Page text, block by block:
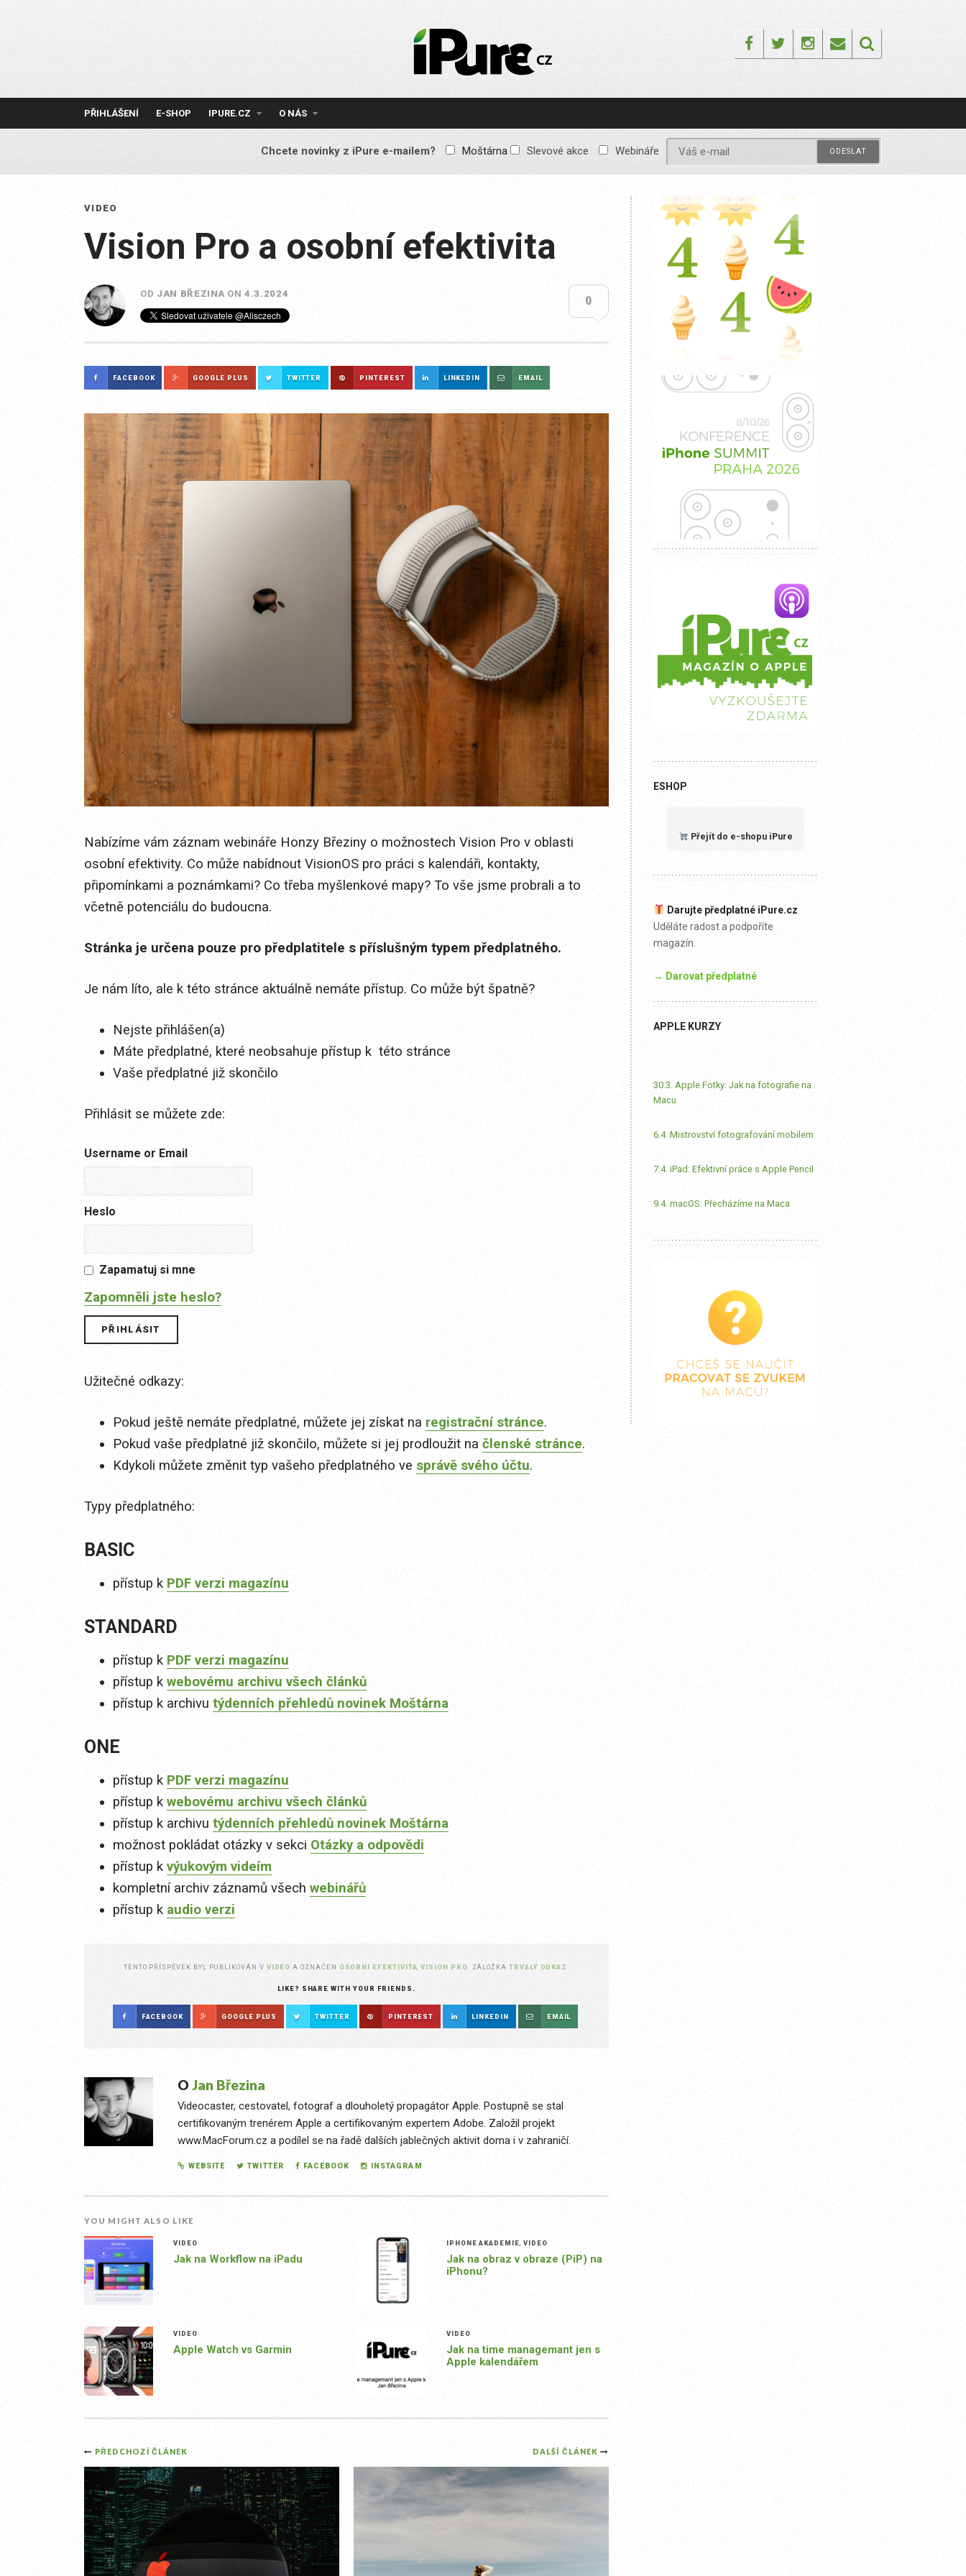
IPURE.CZ
Prémiový Apple e-
reklamy, žádné
obsah pro všechny
FacebookTwitterInstagram
Email
PŘIHLÁŠENÍ E-SHOP IPURE.CZ O NÁS
Chcete novinky z iPure e-mailem? Moštárna Slevové akce Webináře
VIDEO
Vision Pro a osobní efektivita
OD JAN BŘEZINA ON4.3.2024
0
FACEBOOK GOOGLE PLUS TWITTER PINTEREST LINKEDIN EMAIL
Nabízíme vám záznam webináře Honzy Březiny o možnostech Vision Pro v oblasti
osobní efektivity. Co může nabídnout VisionOS pro práci s kalendáři, kontakty,
připomínkami a poznámkami? Co třeba myšlenkové mapy? To vše jsme probrali a to
včetně potenciálu do budoucna.
Stránka je určena pouze pro předplatitele s příslušným typem předplatného.
Je nám líto, ale k této stránce aktuálně nemáte přístup. Co může být špatně?
Nejste přihlášen(a)
Máte předplatné, které neobsahuje přístup k této stránce
Vaše předplatné již skončilo
Přihlásit se můžete zde:
Username or Email
Heslo
Zapamatuj si mne
Zapomněli jste heslo?
Užitečné odkazy:
Pokud ještě nemáte předplatné, můžete jej získat na registrační stránce.
Pokud vaše předplatné již skončilo, můžete si jej prodloužit na členské stránce.
Kdykoli můžete změnit typ vašeho předplatného ve správě svého účtu.
Typy předplatného:
BASIC
přístup k PDF verzi magazínu
STANDARD
přístup k PDF verzi magazínu
přístup k webovému archivu všech článků
přístup k archivu týdenních přehledů novinek Moštárna
ONE
přístup k PDF verzi magazínu
přístup k webovému archivu všech článků
přístup k archivu týdenních přehledů novinek Moštárna
možnost pokládat otázky v sekci Otázky a odpovědi
přístup k výukovým videím
kompletní archiv záznamů všech webinářů
přístup k audio verzi
TENTO PŘÍSPĚVEK BYL PUBLIKOVÁN V VIDEO A OZNAČEN OSOBNÍ EFEKTIVITA,VISION PRO. ZÁLOŽKA TRVALÝ ODKAZ .
LIKE? SHARE WITH YOUR FRIENDS.
FACEBOOK GOOGLE PLUS TWITTER PINTEREST LINKEDIN EMAIL
O Jan Březina
Videocaster, cestovatel, fotograf a dlouholetý propagátor Apple. Postupně se stal
certifikovaným trenérem Apple a certifikovaným expertem Adobe. Založil projekt
www.MacForum.cz a podílel se na řadě dalších jablečných aktivit doma i v zahraničí.
WEBSITE TWITTER FACEBOOK INSTAGRAM
YOU MIGHT ALSO LIKE
VIDEO
Jak na Workflow na iPadu
IPHONE AKADEMIE, VIDEO
Jak na obraz v obraze (PiP) na
iPhonu?
VIDEO
Apple Watch vs Garmin
VIDEO
Jak na time managemant jen s
Apple kalendářem
Post
navigation
DALŠÍ ČLÁNEK
PŘEDCHOZÍ ČLÁNEK
ESHOP
Přejít do e-shopu iPure
Darujte předplatné iPure.cz
Uděláte radost a podpoříte
magazín.
→ Darovat předplatné
APPLE KURZY
30.3. Apple Fotky: Jak na fotografie na
Macu
6.4. Mistrovství fotografování mobilem
7.4. iPad: Efektivní práce s Apple Pencil
9.4. macOS: Přecházíme na Maca